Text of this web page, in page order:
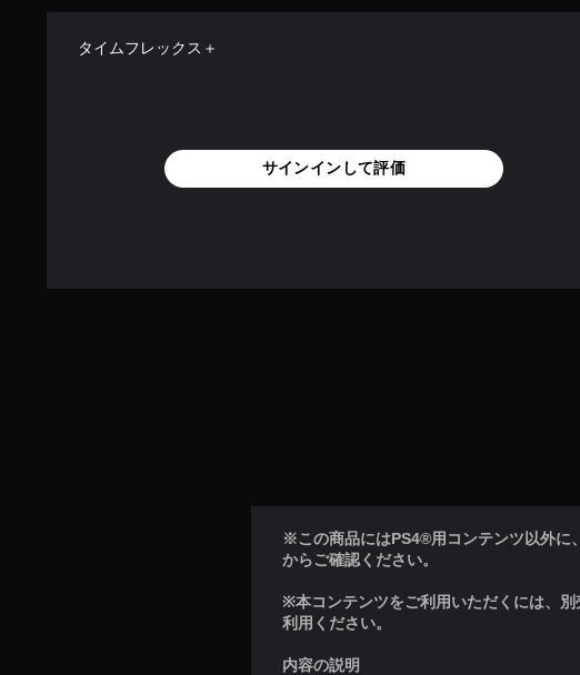
タイムフレックス＋
サインインして評価
※この商品にはPS4®用コンテンツ以外
からご確認ください。
※本コンテンツをご利用いただくには、
利用ください。
内容の説明